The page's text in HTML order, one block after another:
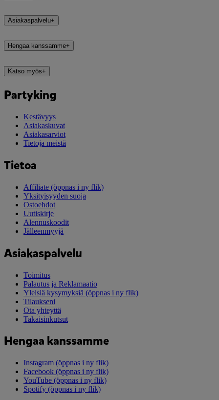
Asiakaspalvelu+
Hengaa kanssamme+
Katso myös+
Partyking
Kestävyys
Asiakaskuvat
Asiakasarviot
Tietoja meistä
Tietoa
Affiliate (öppnas i ny flik)
Yksityisyyden suoja
Ostoehdot
Uutiskirje
Alennuskoodit
Jälleenmyyjä
Asiakaspalvelu
Toimitus
Palautus ja Reklamaatio
Yleisiä kysymyksiä (öppnas i ny flik)
Tilaukseni
Ota yhteyttä
Takaisinkutsut
Hengaa kanssamme
Instagram (öppnas i ny flik)
Facebook (öppnas i ny flik)
YouTube (öppnas i ny flik)
Spotify (öppnas i ny flik)